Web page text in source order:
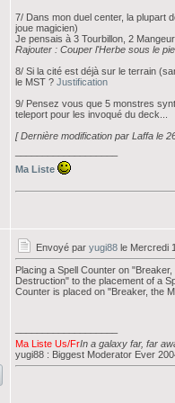
7/ Dans mon duel center, la plupart
joue magicien)
Je pensais à 3 Tourbillon, 2
Rajouter : Couper l'Herbe sous le
8/ Si la cité est déjà sur le terrain
le MST ? Justification
9/ Pensez vous que 5 monstres
teleport pour les invoqué du deck...
[ Dernière modification par Laffa le
Ma Liste
Envoyé par yugi88 le Mercredi
Placing a Spell Counter on
Destruction" to the placement of a
Counter is placed on "Breaker, the
Ma Liste Us/FrIn a galaxy far, far
yugi88 : Biggest Moderator Ever